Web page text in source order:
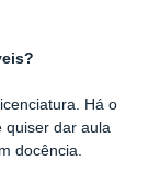
Há o
quiser dar aula
docência.